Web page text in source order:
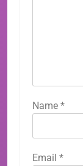
Name *
Email *